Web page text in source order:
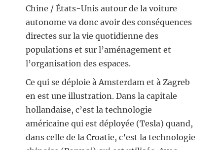
Chine / États-Unis autour de la voiture
autonome va donc avoir des conséquences
directes sur la vie quotidienne des
populations et sur l’aménagement et
l’organisation des espaces.
Ce qui se déploie à Amsterdam et à Zagreb
en est une illustration. Dans la capitale
hollandaise, c’est la technologie
américaine qui est déployée (Tesla) quand,
dans celle de la Croatie, c’est la technologie